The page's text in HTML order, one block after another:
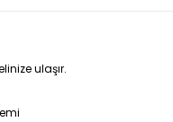
ulaşır.